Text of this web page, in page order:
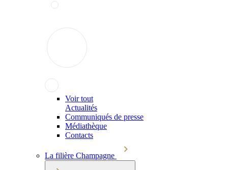
Voir tout
Actualités
Communiqués de presse
Médiathèque
Contacts
La filière Champagne